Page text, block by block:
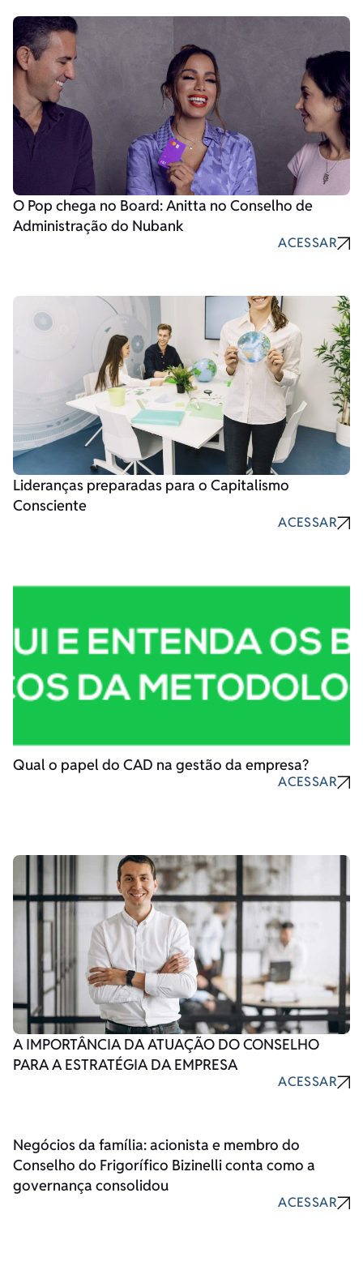
O Pop chega no Board: Anitta no Conselho de
Administração do Nubank
ACESSAR
Lideranças preparadas para o Capitalismo
Consciente
ACESSAR
Qual o papel do CAD na gestão da empresa?
ACESSAR
A IMPORTÂNCIA DA ATUAÇÃO DO CONSELHO
PARA A ESTRATÉGIA DA EMPRESA
ACESSAR
Negócios da família: acionista e membro do
Conselho do Frigorífico Bizinelli conta como a
governança consolidou
ACESSAR